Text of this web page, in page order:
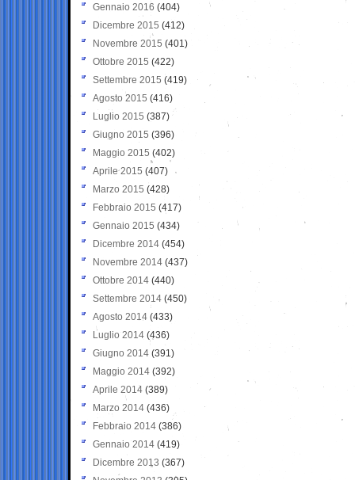
Gennaio 2016 (404)
Dicembre 2015 (412)
Novembre 2015 (401)
Ottobre 2015 (422)
Settembre 2015 (419)
Agosto 2015 (416)
Luglio 2015 (387)
Giugno 2015 (396)
Maggio 2015 (402)
Aprile 2015 (407)
Marzo 2015 (428)
Febbraio 2015 (417)
Gennaio 2015 (434)
Dicembre 2014 (454)
Novembre 2014 (437)
Ottobre 2014 (440)
Settembre 2014 (450)
Agosto 2014 (433)
Luglio 2014 (436)
Giugno 2014 (391)
Maggio 2014 (392)
Aprile 2014 (389)
Marzo 2014 (436)
Febbraio 2014 (386)
Gennaio 2014 (419)
Dicembre 2013 (367)